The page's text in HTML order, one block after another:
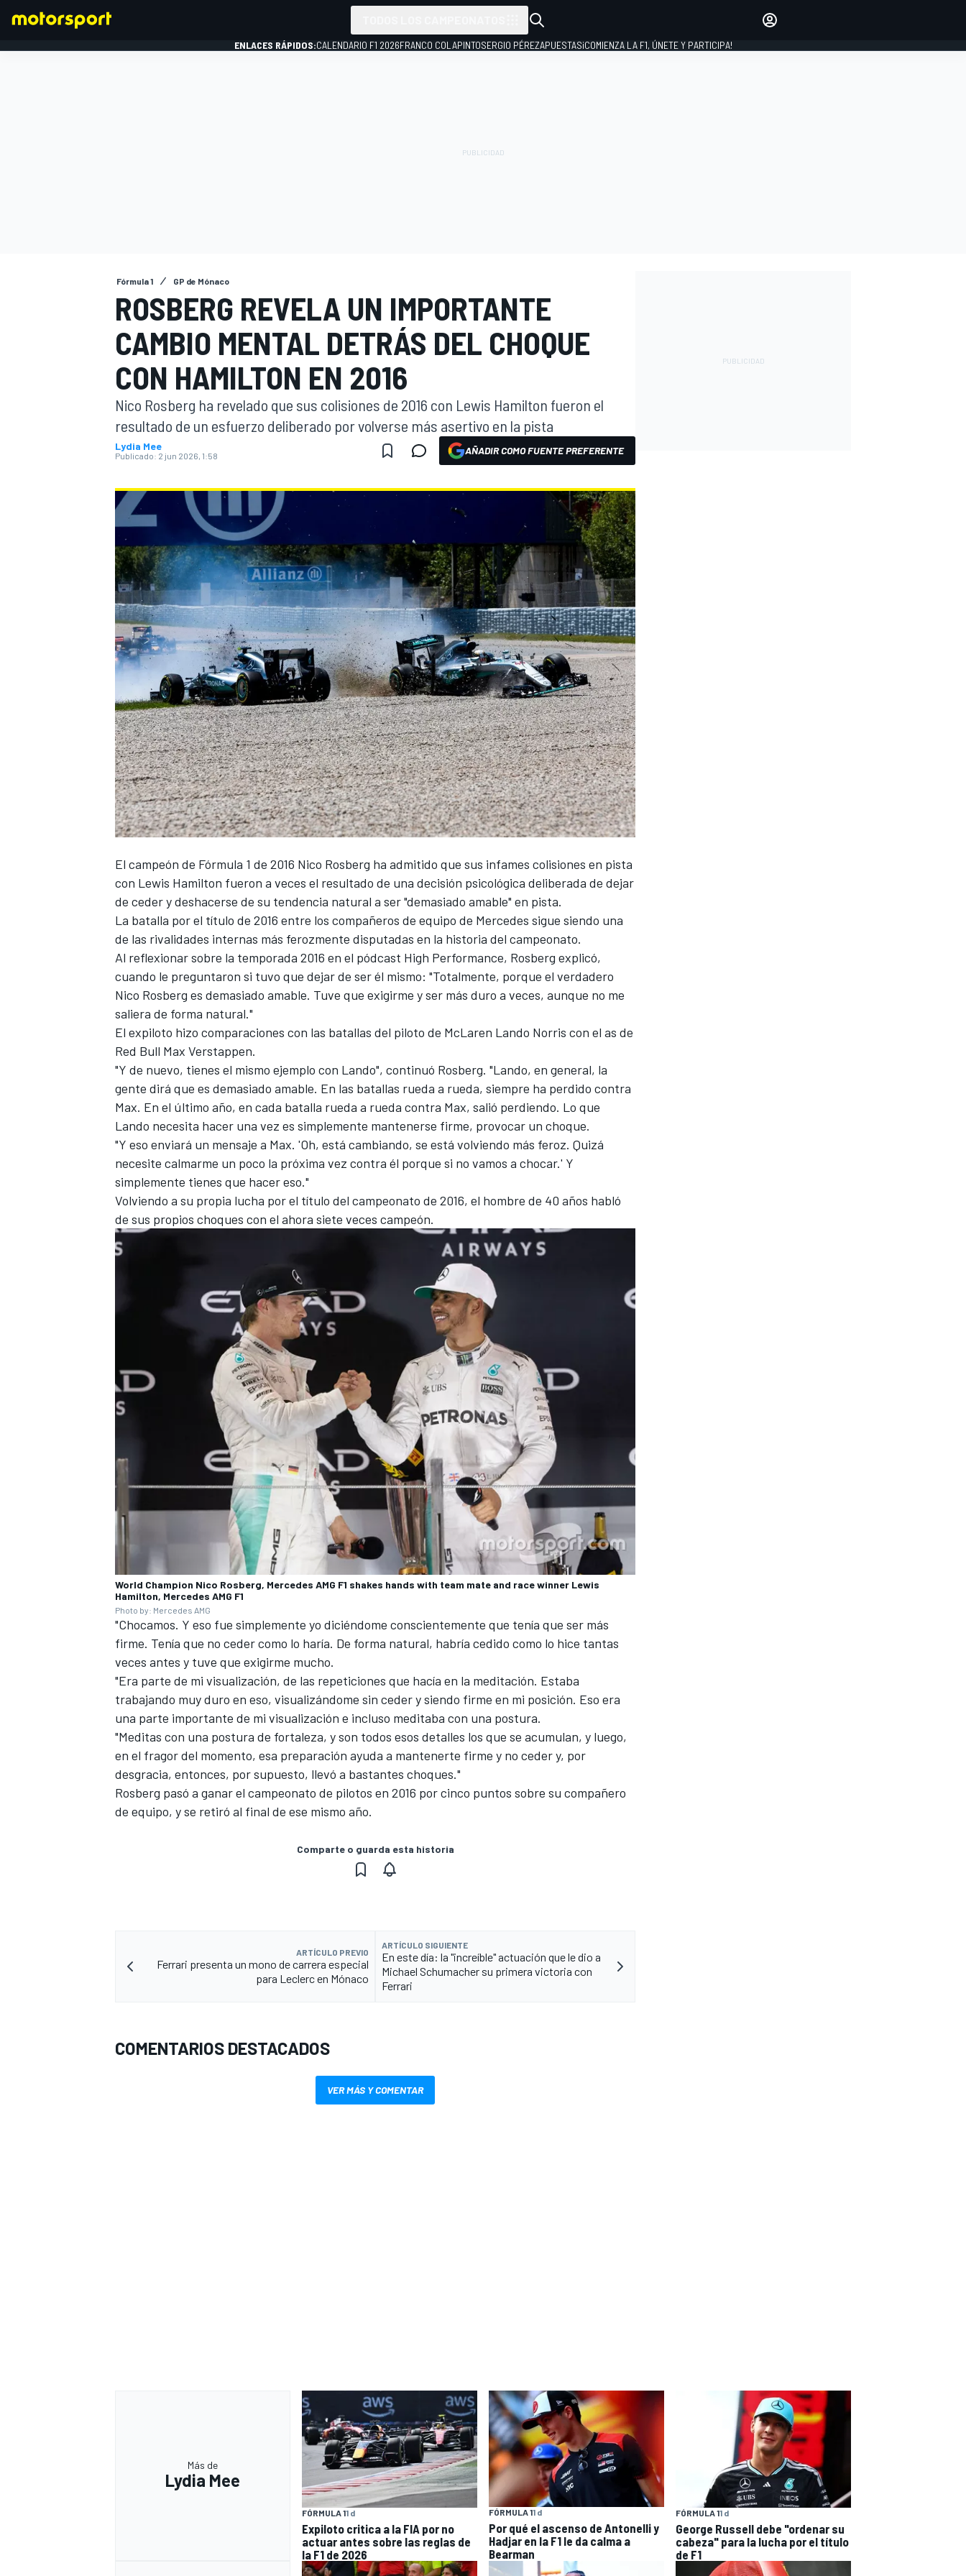
INDYCAR
MOTOGP
NASCAR CUP
FÓRMULA E
WRC
MÁS CATEGORÍAS
INICIAR SESIÓN
ENLACES RÁPIDOS:CALENDARIO F1 2026FRANCO COLAPINTOSERGIO PÉREZAPUESTAS¡COMIENZA LA F1, ÚNETE Y PARTICIPA!
Fórmula 1 GP de Mónaco
ROSBERG REVELA UN IMPORTANTE
CAMBIO MENTAL DETRÁS DEL CHOQUE
CON HAMILTON EN 2016
Nico Rosberg ha revelado que sus colisiones de 2016 con Lewis Hamilton fueron el
resultado de un esfuerzo deliberado por volverse más asertivo en la pista
Lydia Mee
Publicado: 2 jun 2026, 1:58 AÑADIR COMO FUENTE PREFERENTE
El campeón de Fórmula 1 de 2016 Nico Rosberg ha admitido que sus infames colisiones en pista
con Lewis Hamilton fueron a veces el resultado de una decisión psicológica deliberada de dejar
de ceder y deshacerse de su tendencia natural a ser "demasiado amable" en pista.
La batalla por el título de 2016 entre los compañeros de equipo de Mercedes sigue siendo una
de las rivalidades internas más ferozmente disputadas en la historia del campeonato.
Al reflexionar sobre la temporada 2016 en el pódcast High Performance, Rosberg explicó,
cuando le preguntaron si tuvo que dejar de ser él mismo: "Totalmente, porque el verdadero
Nico Rosberg es demasiado amable. Tuve que exigirme y ser más duro a veces, aunque no me
saliera de forma natural."
El expiloto hizo comparaciones con las batallas del piloto de McLaren Lando Norris con el as de
Red Bull Max Verstappen.
"Y de nuevo, tienes el mismo ejemplo con Lando", continuó Rosberg. "Lando, en general, la
gente dirá que es demasiado amable. En las batallas rueda a rueda, siempre ha perdido contra
Max. En el último año, en cada batalla rueda a rueda contra Max, salió perdiendo. Lo que
Lando necesita hacer una vez es simplemente mantenerse firme, provocar un choque.
"Y eso enviará un mensaje a Max. 'Oh, está cambiando, se está volviendo más feroz. Quizá
necesite calmarme un poco la próxima vez contra él porque si no vamos a chocar.' Y
simplemente tienes que hacer eso."
Volviendo a su propia lucha por el título del campeonato de 2016, el hombre de 40 años habló
de sus propios choques con el ahora siete veces campeón.
World Champion Nico Rosberg, Mercedes AMG F1 shakes hands with team mate and race winner Lewis
Hamilton, Mercedes AMG F1
Photo by: Mercedes AMG
"Chocamos. Y eso fue simplemente yo diciéndome conscientemente que tenía que ser más
firme. Tenía que no ceder como lo haría. De forma natural, habría cedido como lo hice tantas
veces antes y tuve que exigirme mucho.
"Era parte de mi visualización, de las repeticiones que hacía en la meditación. Estaba
trabajando muy duro en eso, visualizándome sin ceder y siendo firme en mi posición. Eso era
una parte importante de mi visualización e incluso meditaba con una postura.
"Meditas con una postura de fortaleza, y son todos esos detalles los que se acumulan, y luego,
en el fragor del momento, esa preparación ayuda a mantenerte firme y no ceder y, por
desgracia, entonces, por supuesto, llevó a bastantes choques."
Rosberg pasó a ganar el campeonato de pilotos en 2016 por cinco puntos sobre su compañero
de equipo, y se retiró al final de ese mismo año.
Comparte o guarda esta historia
ARTÍCULO PREVIO
Ferrari presenta un mono de carrera especial
para Leclerc en Mónaco
ARTÍCULO SIGUIENTE
En este día: la "increíble" actuación que le dio a
Michael Schumacher su primera victoria con
Ferrari
COMENTARIOS DESTACADOS
VER MÁS Y COMENTAR
Más de
Lydia Mee
FÓRMULA 11 d
Expiloto critica a la FIA por no
actuar antes sobre las reglas de
la F1 de 2026
FÓRMULA 11 d
Por qué el ascenso de Antonelli y
Hadjar en la F1 le da calma a
Bearman
FÓRMULA 11 d
George Russell debe "ordenar su
cabeza" para la lucha por el título
de F1